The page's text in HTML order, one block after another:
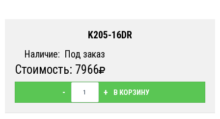
НОВОСТИ
ДОСТАВКА И ОПЛАТА
КОНТАКТЫ
K205-16DR
Наличие: Под заказ
Стоимость: 7966
- + В КОРЗИНУ